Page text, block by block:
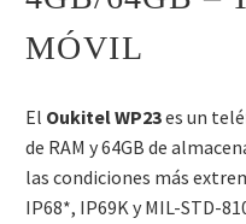
MÓVIL
El Oukitel WP23es un
de RAM y 64GB de
las condiciones más
IP68*, IP69K y MIL-STD-